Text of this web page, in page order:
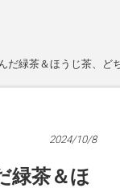
だ緑茶＆ほうじ茶、ど
2024/10/8
緑茶＆ほ